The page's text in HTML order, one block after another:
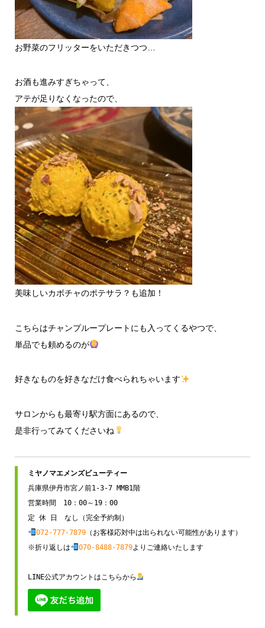
お野菜のフリッターをいただきつつ…
お酒も進みすぎちゃって、
アテが足りなくなったので、
美味しいカボチャのポテサラ？も追加！
こちらはチャンプループレートにも入ってくるやつで、
単品でも頼めるのが
好きなものを好きなだけ食べられちゃいます
サロンからも最寄り駅方面にあるので、
是非行ってみてくださいね
ミヤノマエメンズビューティー
兵庫県伊丹市宮ノ前1-3-7 MMB1階
営業時間　10：00～19：00
072-777-7879（お客様応対中は出られない可能性があります）
※折り返しは
070-8488-7879よりご連絡いたします
LINE公式アカウントはこちらから